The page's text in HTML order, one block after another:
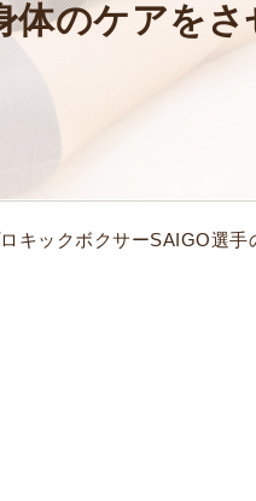
のケアを
キックボクサーSAIGO選手